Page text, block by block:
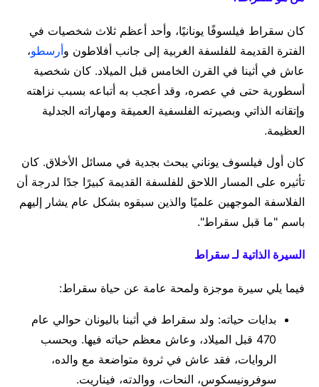
كان سقراط فيلسوفًا يونانيًا، وأحد أعظم ثلاث شخصيات في
الفترة القديمة للفلسفة الغربية إلى جانب أفلاطون وأرسطو،
عاش في أثينا في القرن الخامس قبل الميلاد. كان شخصية
أسطورية حتى في عصره، وقد أعجب به أتباعه بسبب نزاهته
وإتقانه الذاتي وبصيرته الفلسفية العميقة ومهاراته الجدلية
العظيمة.
كان أول فيلسوف يوناني يبحث بجدية في مسائل الأخلاق. كان
تأثيره على المسار اللاحق للفلسفة القديمة كبيرًا جدًا لدرجة أن
الفلاسفة الموجهين علميًا والذين سبقوه بشكل عام يشار إليهم
باسم "ما قبل سقراط".
السيرة الذاتية لـ سقراط
فيما يلي سيرة موجزة ولمحة عامة عن حياة سقراط:
بدايات حياته: ولد سقراط في أثينا باليونان حوالي عام
470 قبل الميلاد، وعاش معظم حياته فيها. وبحسب
الروايات، فقد عاش في ثروة متواضعة مع والده،
سوفرونيسكوس، النحات، ووالدته، فيناريت.